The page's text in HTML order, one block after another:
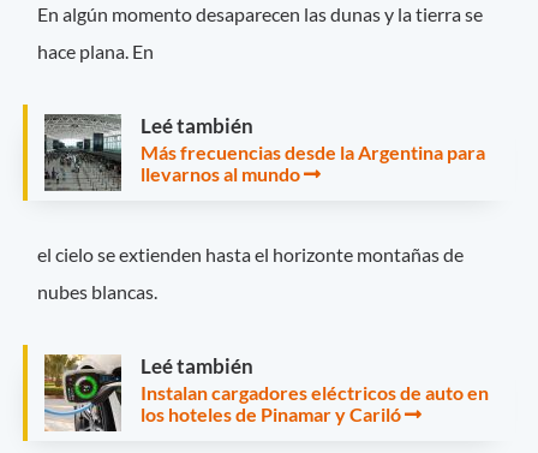
En algún momento desaparecen las dunas y la tierra se
hace plana. En
Leé también
Más frecuencias desde la Argentina para
llevarnos al mundo
el cielo se extienden hasta el horizonte montañas de
nubes blancas.
Leé también
Instalan cargadores eléctricos de auto en
los hoteles de Pinamar y Cariló